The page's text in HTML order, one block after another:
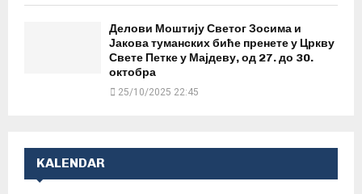
Делови Моштију Светог Зосима и
Јакова туманских биће пренете у Цркву
Свете Петке у Мајдеву, од 27. до 30.
октобра
25/10/2025 22:45
KALENDAR